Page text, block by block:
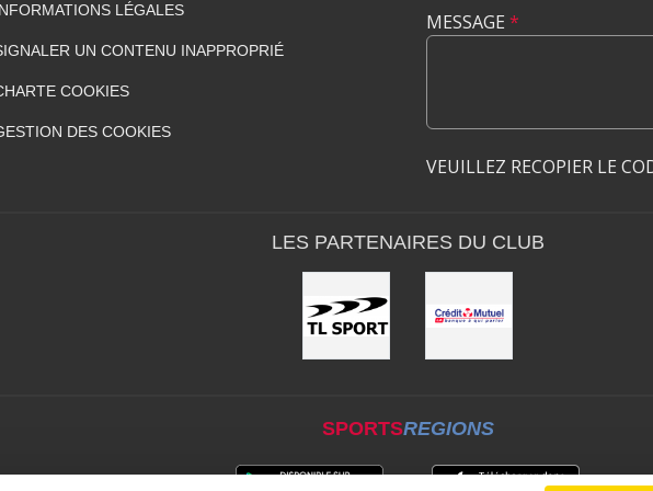
LÉGALES
UN CONTENU INAPPROPRIÉ
COOKIES
DES COOKIES
MESSAGE *
VEUILLEZ RECOPIER LE
LES PARTENAIRES DU CLUB
SPORTSREGIONS